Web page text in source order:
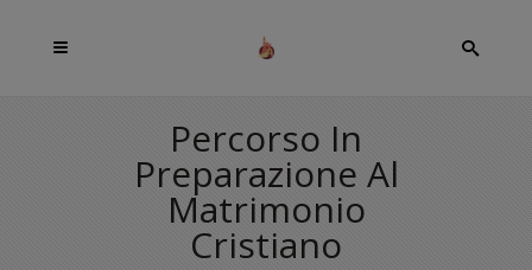
Percorso In
Preparazione Al
Matrimonio
Cristiano